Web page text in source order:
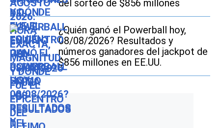
del sorteo de $856 millones
¿Quién ganó el Powerball hoy,
08/08/2026? Resultados y
números ganadores del jackpot de
$856 millones en EE.UU.